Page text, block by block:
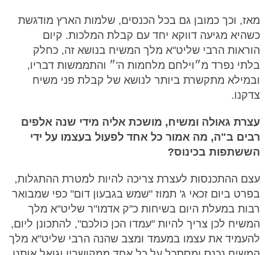
מאז, וכך כמובן גם בכל הכנסים, שלמות הארץ מודגשת
כשהיא מגיעה דווקא יחד עם קבלת המלכות. קיום
הוראות הרבי שליט"א מלך המשיח בנושא זה, כחלק
בלתי נפרד מ״וילחם מלחמות ה'״ והתממשות דבריו,
ובמילא מתקשרת ביותר לנושא של קבלת פני משיח
צדקנו.
עצרת גאולה ומשיח, מושכת אליה מידי שנה אלפים
רבים ב"ה, מה אמור כל אחד לפעול בעצמו על ידי
הששתפות בכינוס?
עצם ההתכנסות לעצרת צריכה להיות למטרת ההתגלות,
בפרט ביום זכאי ג' תמוז "שמש בגבעון דום" כפי שמבואר
רבות במעלת היום בשיחות כ"ק אדמו"ר שליט"א מלך
המשיח לכן צריך להיות "עמדו הכן כולכם", להתכונן ליום,
להעמיד את עצמו במעמד ומצב שהנה הרבי שליט"א מלך